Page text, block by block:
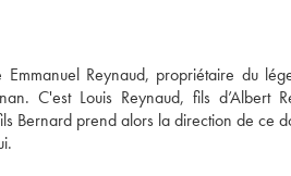
Reynaud, propriétaire du
C'est Louis Reynaud, fils d’Albert
Bernard prend alors la direction de ce